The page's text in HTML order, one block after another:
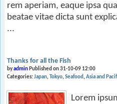
rem aperiam, eaque ipsa
beatae vitae dicta sunt
...
Thanks for all the Fish
byadmin Published on 31-10-09 12:00
Categories:Japan Tokyo Seafood Asia and
Lorem